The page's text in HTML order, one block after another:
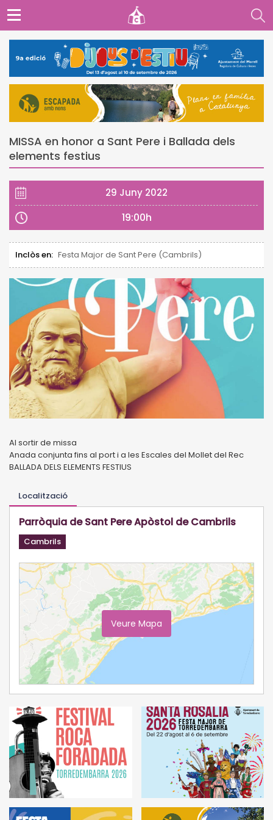
MISSA en honor a Sant Pere i Ballada dels
elements festius
29 Juny 2022
19:00h
Inclòs en: Festa Major de Sant Pere (Cambrils)
Al sortir de missa
Anada conjunta fins al port i a les Escales del Mollet del Rec
BALLADA DELS ELEMENTS FESTIUS
Localització
Parròquia de Sant Pere Apòstol de Cambrils
Cambrils
Veure Mapa